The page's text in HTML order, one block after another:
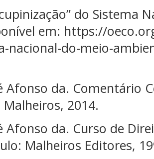
do Sistema
em: https://
nacional-do-meio-
Afonso da. Comentário
Malheiros, 2014.
Afonso da. Curso de
Malheiros Editores,